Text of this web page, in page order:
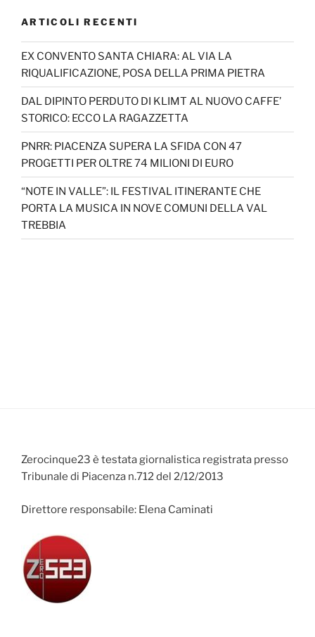
ARTICOLI RECENTI
EX CONVENTO SANTA CHIARA: AL VIA LA
RIQUALIFICAZIONE, POSA DELLA PRIMA PIETRA
DAL DIPINTO PERDUTO DI KLIMT AL NUOVO CAFFE’
STORICO: ECCO LA RAGAZZETTA
PNRR: PIACENZA SUPERA LA SFIDA CON 47
PROGETTI PER OLTRE 74 MILIONI DI EURO
“NOTE IN VALLE”: IL FESTIVAL ITINERANTE CHE
PORTA LA MUSICA IN NOVE COMUNI DELLA VAL
TREBBIA
Zerocinque23 è testata giornalistica registrata presso
Tribunale di Piacenza n.712 del 2/12/2013
Direttore responsabile: Elena Caminati